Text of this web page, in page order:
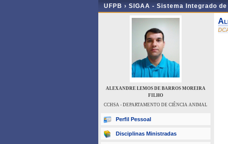
UFPB › SIGAA - Sistema Integrado
ALEXANDRE LEMOS DE BARROS MOREIRA
FILHO
CCHSA - DEPARTAMENTO DE CIÊNCIA ANIMAL
Perfil Pessoal
Disciplinas Ministradas